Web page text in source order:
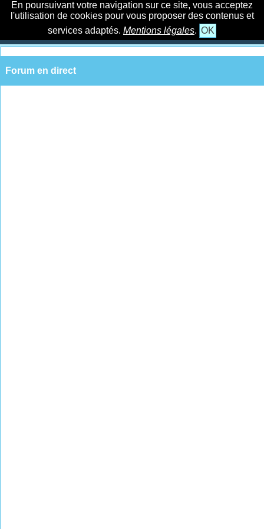
En poursuivant votre navigation sur ce site, vous acceptez
l'utilisation de cookies pour vous proposer des contenus et
services adaptés. Mentions légales. OK
Forum en direct